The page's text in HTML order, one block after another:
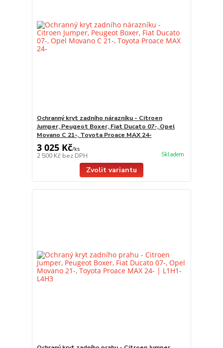
Ochranný kryt zadního nárazníku - Citroen
Jumper, Peugeot Boxer, Fiat Ducato 07-, Opel
Movano C 21-, Toyota Proace MAX 24-
3 025 Kč/ks
2 500 Kč bez DPH Skladem
Zvolit variantu